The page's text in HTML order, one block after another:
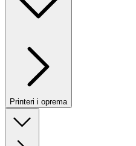
Printeri i oprema